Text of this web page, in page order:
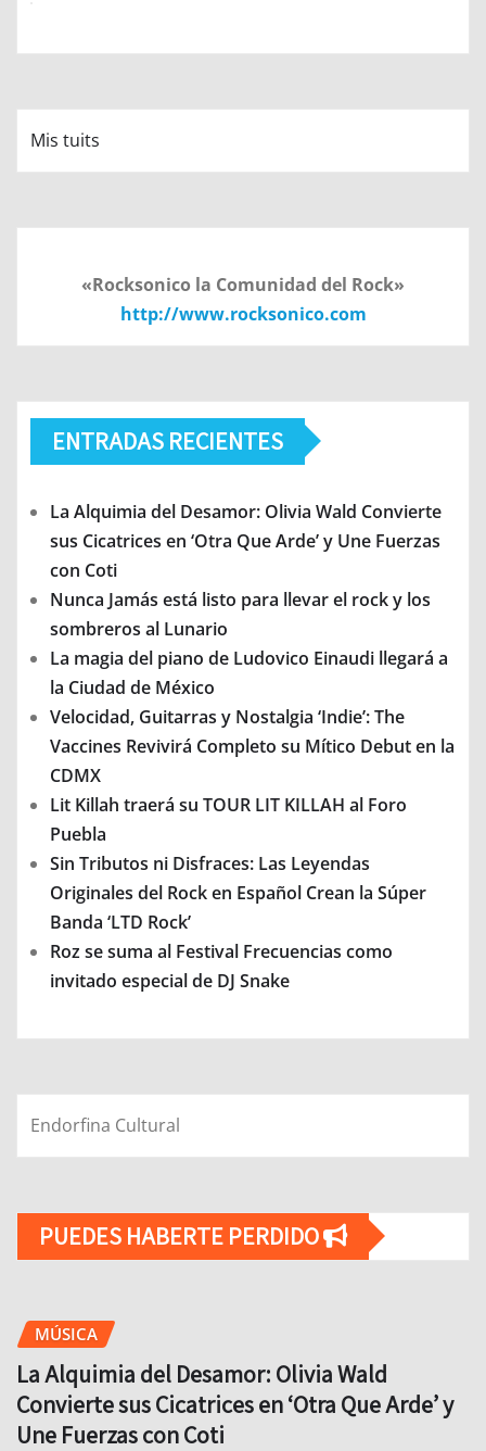
Mis tuits
«Rocksonico la Comunidad del Rock»
http://www.rocksonico.com
ENTRADAS RECIENTES
La Alquimia del Desamor: Olivia Wald Convierte
sus Cicatrices en ‘Otra Que Arde’ y Une Fuerzas
con Coti
Nunca Jamás está listo para llevar el rock y los
sombreros al Lunario
La magia del piano de Ludovico Einaudi llegará a
la Ciudad de México
Velocidad, Guitarras y Nostalgia ‘Indie’: The
Vaccines Revivirá Completo su Mítico Debut en la
CDMX
Lit Killah traerá su TOUR LIT KILLAH al Foro
Puebla
Sin Tributos ni Disfraces: Las Leyendas
Originales del Rock en Español Crean la Súper
Banda ‘LTD Rock’
Roz se suma al Festival Frecuencias como
invitado especial de DJ Snake
Endorfina Cultural
PUEDES HABERTE PERDIDO
MÚSICA
La Alquimia del Desamor: Olivia Wald
Convierte sus Cicatrices en ‘Otra Que Arde’ y
Une Fuerzas con Coti